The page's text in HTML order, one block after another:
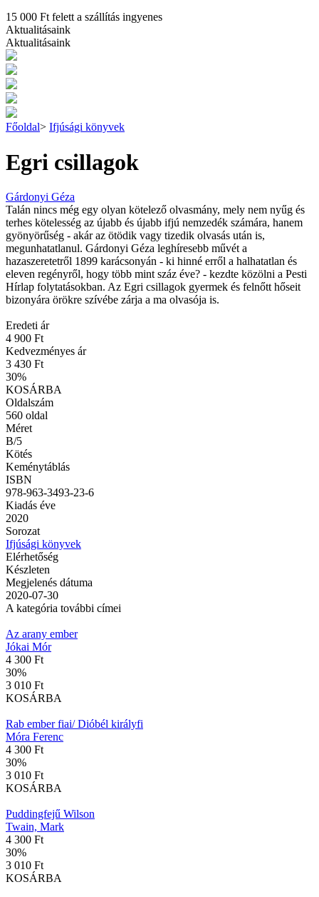
15 000 Ft felett a szállítás ingyenes
Aktualitásaink
Aktualitásaink
Főoldal> Ifjúsági könyvek
Egri csillagok
Gárdonyi Géza
Talán nincs még egy olyan kötelező olvasmány, mely nem nyűg és
terhes kötelesség az újabb és újabb ifjú nemzedék számára, hanem
gyönyörűség - akár az ötödik vagy tizedik olvasás után is,
megunhatatlanul. Gárdonyi Géza leghíresebb művét a
hazaszeretetről 1899 karácsonyán - ki hinné erről a halhatatlan és
eleven regényről, hogy több mint száz éve? - kezdte közölni a Pesti
Hírlap folytatásokban. Az Egri csillagok gyermek és felnőtt hőseit
bizonyára örökre szívébe zárja a ma olvasója is.
Eredeti ár
4 900 Ft
Kedvezményes ár
3 430 Ft
30%
KOSÁRBA
Oldalszám
560 oldal
Méret
B/5
Kötés
Keménytáblás
ISBN
978-963-3493-23-6
Kiadás éve
2020
Sorozat
Ifjúsági könyvek
Elérhetőség
Készleten
Megjelenés dátuma
2020-07-30
A kategória további címei
Az arany ember
Jókai Mór
4 300 Ft
30%
3 010 Ft
KOSÁRBA
Rab ember fiai/ Dióbél királyfi
Móra Ferenc
4 300 Ft
30%
3 010 Ft
KOSÁRBA
Puddingfejű Wilson
Twain, Mark
4 300 Ft
30%
3 010 Ft
KOSÁRBA